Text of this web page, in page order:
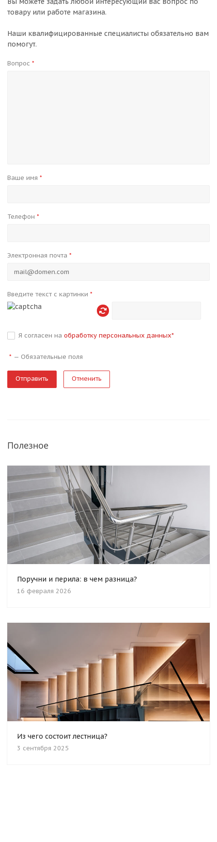
товару или работе магазина.
Наши квалифицированные специалисты обязательно вам
помогут.
Вопрос *
Ваше имя *
Телефон *
Электронная почта *
Введите текст с картинки *
Я согласен на обработку персональных данных*
* — Обязательные поля
Отменить
Полезное
Поручни и перила: в чем разница?
16 февраля 2026
Из чего состоит лестница?
3 сентября 2025